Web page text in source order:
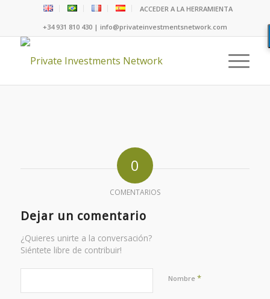
ACCEDER A LA HERRAMIENTA
+34 931 810 430 | info@privateinvestmentsnetwork.com
0
COMENTARIOS
Dejar un comentario
¿Quieres unirte a la conversación?
Siéntete libre de contribuir!
Nombre *